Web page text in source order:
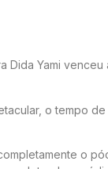
Dida Yami
o tempo de
o